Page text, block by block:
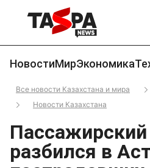
НовостиМирЭкономика
Все новости Казахстана и мира
Новости Казахстана
Пассажирский
разбился в